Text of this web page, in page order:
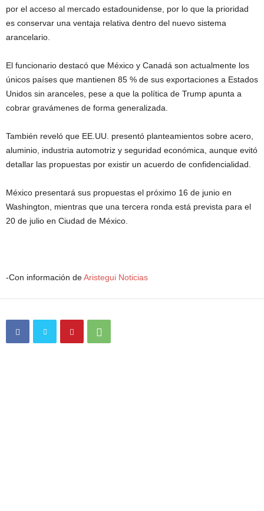
por el acceso al mercado estadounidense, por lo que la prioridad
es conservar una ventaja relativa dentro del nuevo sistema
arancelario.
El funcionario destacó que México y Canadá son actualmente los
únicos países que mantienen 85 % de sus exportaciones a Estados
Unidos sin aranceles, pese a que la política de Trump apunta a
cobrar gravámenes de forma generalizada.
También reveló que EE.UU. presentó planteamientos sobre acero,
aluminio, industria automotriz y seguridad económica, aunque evitó
detallar las propuestas por existir un acuerdo de confidencialidad.
México presentará sus propuestas el próximo 16 de junio en
Washington, mientras que una tercera ronda está prevista para el
20 de julio en Ciudad de México.
-Con información deAristegui Noticias